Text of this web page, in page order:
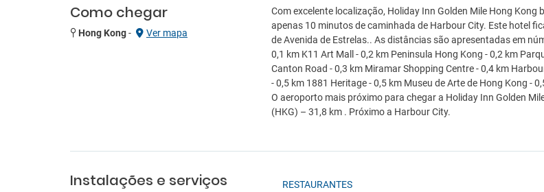
Como chegar
Hong Kong- Ver mapa
Com excelente localização, Holiday Inn Golden Mile Hong
apenas 10 minutos de caminhada de Harbour City. Este hotel
de Avenida de Estrelas.. As distâncias são apresentadas em
0,1 km K11 Art Mall - 0,2 km Peninsula Hong Kong - 0,2 km
Canton Road - 0,3 km Miramar Shopping Centre - 0,4 km
- 0,5 km 1881 Heritage - 0,5 km Museu de Arte de Hong Kong -
O aeroporto mais próximo para chegar a Holiday Inn Golden
(HKG) – 31,8 km . Próximo a Harbour City.
Instalações e serviços RESTAURANTES